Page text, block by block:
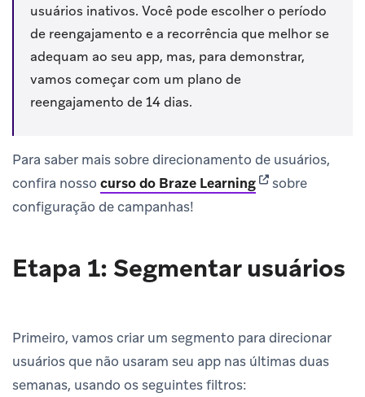
usuários inativos. Você pode escolher o período
de reengajamento e a recorrência que melhor se
adequam ao seu app, mas, para demonstrar,
vamos começar com um plano de
reengajamento de 14 dias.
Para saber mais sobre direcionamento de usuários,
confira nosso curso do Braze Learning(opens in new
sobre
configuração de campanhas!
Etapa 1: Segmentar usuários
Primeiro, vamos criar um segmento para direcionar
usuários que não usaram seu app nas últimas duas
semanas, usando os seguintes filtros: